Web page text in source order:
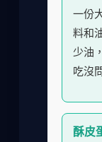
一份
料和
少油
吃沒
酥皮